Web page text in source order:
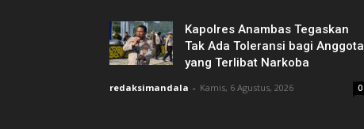
Kapolres Anambas Tegaskan
Tak Ada Toleransi bagi Anggota
yang Terlibat Narkoba
redaksimandala - Kamis, 6 Agustus, 2026 0